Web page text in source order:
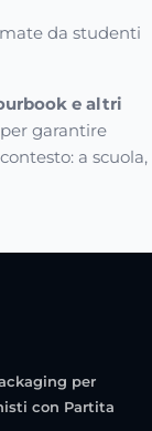
da studenti
e altri
garantire
a scuola,
per
con Partita